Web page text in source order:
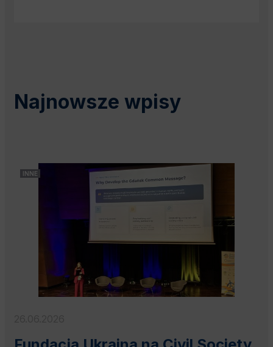
Najnowsze wpisy
INNE